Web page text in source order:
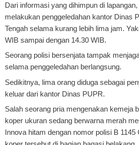
Dari informasi yang dihimpun di
melakukan penggeledahan kantor Dinas
Tengah selama kurang lebih lima jam.
WIB sampai dengan 14.30 WIB.
Seorang polisi bersenjata tampak
selama penggeledahan berlangsung.
Sedikitnya, lima orang diduga sebagai
keluar dari kantor Dinas PUPR.
Salah seorang pria mengenakan kemeja
koper ukuran sedang berwarna merah
Innova hitam dengan nomor polisi B